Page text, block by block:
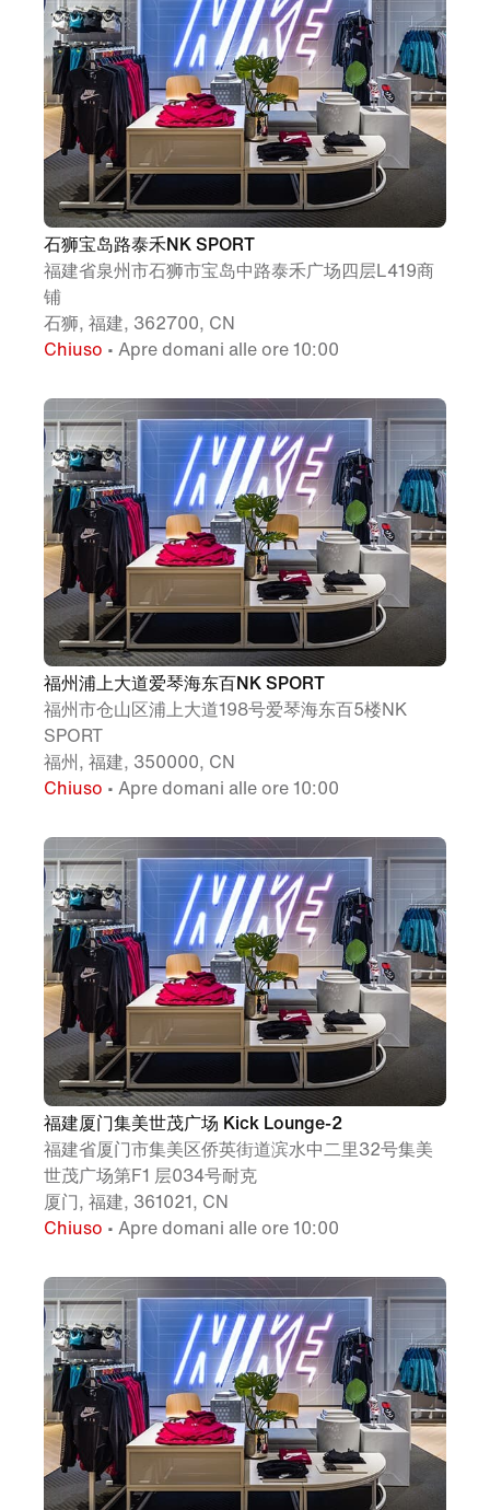
石狮宝岛路泰禾NK SPORT
福建省泉州市石狮市宝岛中路泰禾广场四层L419商
铺
石狮, 福建, 362700, CN
Chiuso • Apre domani alle ore 10:00
福州浦上大道爱琴海东百NK SPORT
福州市仓山区浦上大道198号爱琴海东百5楼NK
SPORT
福州, 福建, 350000, CN
Chiuso • Apre domani alle ore 10:00
福建厦门集美世茂广场 Kick Lounge-2
福建省厦门市集美区侨英街道滨水中二里32号集美
世茂广场第F1 层034号耐克
厦门, 福建, 361021, CN
Chiuso • Apre domani alle ore 10:00